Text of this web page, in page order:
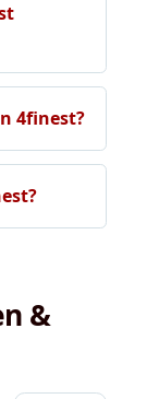
4finest?
&